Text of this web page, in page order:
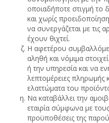
οποιαδήποτε στιγμή το
και χωρίς
να συνεργάζεται με τις
έχουν θιχτεί.
Η αφετέρου
αληθή και νόμιμα
ή την υπηρεσία και να
λεπτομέρειες
ελαττώματα του
Να καταβάλλει την
εταιρία σύμφωνα με
προϋποθέσεις της